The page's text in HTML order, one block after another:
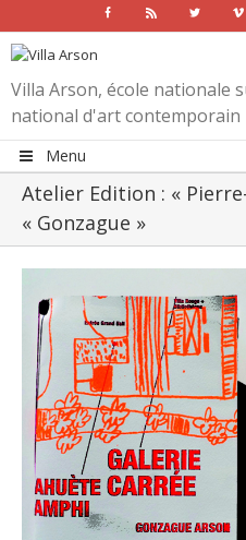
Facebook Rss Twitter
Villa Arson, école nationale
national d'art contemporain
Menu
Atelier Edition : «
« Gonzague »
Larger
Image